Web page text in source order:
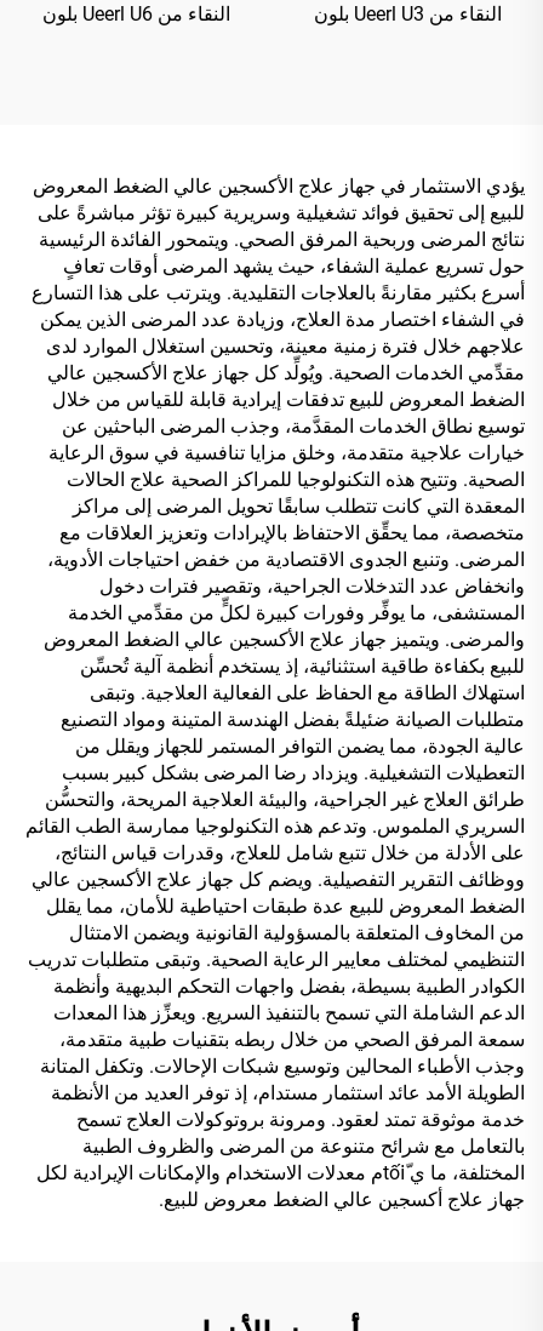
النقاء من Ueerl U3 بلون
النقاء من Ueerl U6 بلون
يؤدي الاستثمار في جهاز علاج الأكسجين عالي الضغط المعروض
للبيع إلى تحقيق فوائد تشغيلية وسريرية كبيرة تؤثر مباشرةً على
نتائج المرضى وربحية المرفق الصحي. ويتمحور الفائدة الرئيسية
حول تسريع عملية الشفاء، حيث يشهد المرضى أوقات تعافٍ
أسرع بكثير مقارنةً بالعلاجات التقليدية. ويترتب على هذا التسارع
في الشفاء اختصار مدة العلاج، وزيادة عدد المرضى الذين يمكن
علاجهم خلال فترة زمنية معينة، وتحسين استغلال الموارد لدى
مقدِّمي الخدمات الصحية. ويُولِّد كل جهاز علاج الأكسجين عالي
الضغط المعروض للبيع تدفقات إيرادية قابلة للقياس من خلال
توسيع نطاق الخدمات المقدَّمة، وجذب المرضى الباحثين عن
خيارات علاجية متقدمة، وخلق مزايا تنافسية في سوق الرعاية
الصحية. وتتيح هذه التكنولوجيا للمراكز الصحية علاج الحالات
المعقدة التي كانت تتطلب سابقًا تحويل المرضى إلى مراكز
متخصصة، مما يحقِّق الاحتفاظ بالإيرادات وتعزيز العلاقات مع
المرضى. وتنبع الجدوى الاقتصادية من خفض احتياجات الأدوية،
وانخفاض عدد التدخلات الجراحية، وتقصير فترات دخول
المستشفى، ما يوفِّر وفورات كبيرة لكلٍّ من مقدِّمي الخدمة
والمرضى. ويتميز جهاز علاج الأكسجين عالي الضغط المعروض
للبيع بكفاءة طاقية استثنائية، إذ يستخدم أنظمة آلية تُحسِّن
استهلاك الطاقة مع الحفاظ على الفعالية العلاجية. وتبقى
متطلبات الصيانة ضئيلةً بفضل الهندسة المتينة ومواد التصنيع
عالية الجودة، مما يضمن التوافر المستمر للجهاز ويقلل من
التعطيلات التشغيلية. ويزداد رضا المرضى بشكل كبير بسبب
طرائق العلاج غير الجراحية، والبيئة العلاجية المريحة، والتحسُّن
السريري الملموس. وتدعم هذه التكنولوجيا ممارسة الطب القائم
على الأدلة من خلال تتبع شامل للعلاج، وقدرات قياس النتائج،
ووظائف التقرير التفصيلية. ويضم كل جهاز علاج الأكسجين عالي
الضغط المعروض للبيع عدة طبقات احتياطية للأمان، مما يقلل
من المخاوف المتعلقة بالمسؤولية القانونية ويضمن الامتثال
التنظيمي لمختلف معايير الرعاية الصحية. وتبقى متطلبات تدريب
الكوادر الطبية بسيطة، بفضل واجهات التحكم البديهية وأنظمة
الدعم الشاملة التي تسمح بالتنفيذ السريع. ويعزِّز هذا المعدات
سمعة المرفق الصحي من خلال ربطه بتقنيات طبية متقدمة،
وجذب الأطباء المحالين وتوسيع شبكات الإحالات. وتكفل المتانة
الطويلة الأمد عائد استثمار مستدام، إذ توفر العديد من الأنظمة
خدمة موثوقة تمتد لعقود. ومرونة بروتوكولات العلاج تسمح
بالتعامل مع شرائح متنوعة من المرضى والظروف الطبية
المختلفة، ما ي tốiّم معدلات الاستخدام والإمكانات الإيرادية لكل
جهاز علاج أكسجين عالي الضغط معروض للبيع.